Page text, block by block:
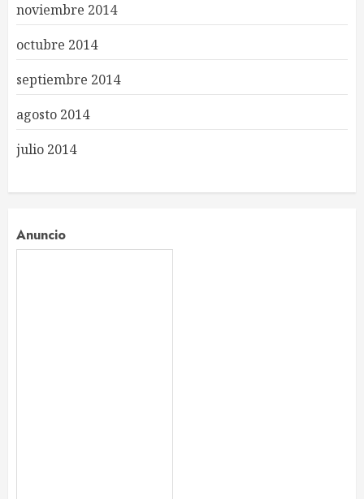
noviembre 2014
octubre 2014
septiembre 2014
agosto 2014
julio 2014
Anuncio